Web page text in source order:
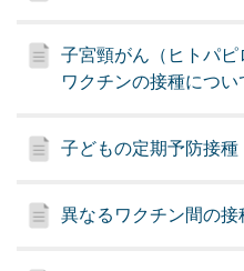
子宮頸がん（ヒトパ
ワクチンの接種につい
子どもの定期予防接種
異なるワクチン間の